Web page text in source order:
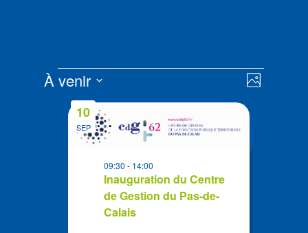
Évènements de
Photo
À venir
Sélectionnez
List
events
SEP
10
Inauguration du Centre
de Gestion du Pas-de-
Calais
09:30- 14:00